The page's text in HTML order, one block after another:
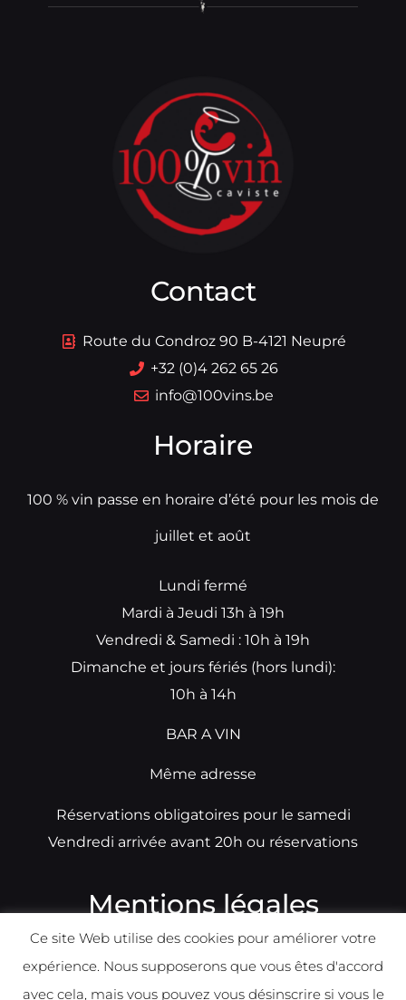
Contact
Route du Condroz 90 B-4121 Neupré
+32 (0)4 262 65 26
info@100vins.be
Horaire
100 % vin passe en horaire d’été pour les mois de
juillet et août
Lundi fermé
Mardi à Jeudi 13h à 19h
Vendredi & Samedi : 10h à 19h
Dimanche et jours fériés (hors lundi):
10h à 14h
BAR A VIN
Même adresse
Réservations obligatoires pour le samedi
Vendredi arrivée avant 20h ou réservations
Mentions légales
Ce site Web utilise des cookies pour améliorer votre
expérience. Nous supposerons que vous êtes d'accord
avec cela, mais vous pouvez vous désinscrire si vous le